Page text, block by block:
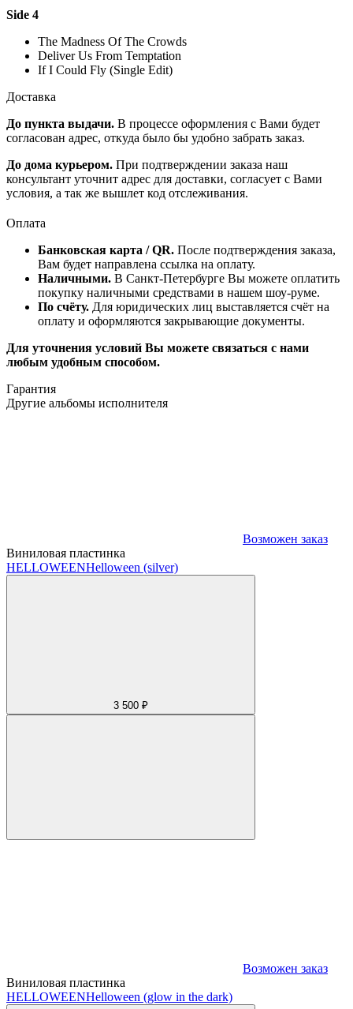
Side 4
The Madness Of The Crowds
Deliver Us From Temptation
If I Could Fly (Single Edit)
Доставка
До пункта выдачи. В процессе оформления с Вами будет
согласован адрес, откуда было бы удобно забрать заказ.
До дома курьером. При подтверждении заказа наш
консультант уточнит адрес для доставки, согласует с Вами
условия, а так же вышлет код отслеживания.
Оплата
Банковская карта / QR. После подтверждения заказа,
Вам будет направлена ссылка на оплату.
Наличными. В Санкт-Петербурге Вы можете оплатить
покупку наличными средствами в нашем шоу-руме.
По счёту. Для юридических лиц выставляется счёт на
оплату и оформляются закрывающие документы.
Для уточнения условий Вы можете связаться с нами
любым удобным способом.
Гарантия
Другие альбомы исполнителя
Возможен заказ
Виниловая пластинка
HELLOWEENHelloween (silver)
3 500 ₽
Возможен заказ
Виниловая пластинка
HELLOWEENHelloween (glow in the dark)